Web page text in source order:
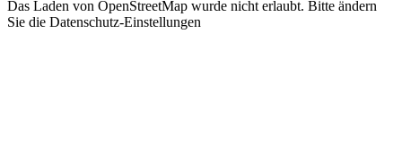
Das Laden von OpenStreetMap wurde nicht erlaubt. Bitte ändern
Sie die Datenschutz-Einstellungen